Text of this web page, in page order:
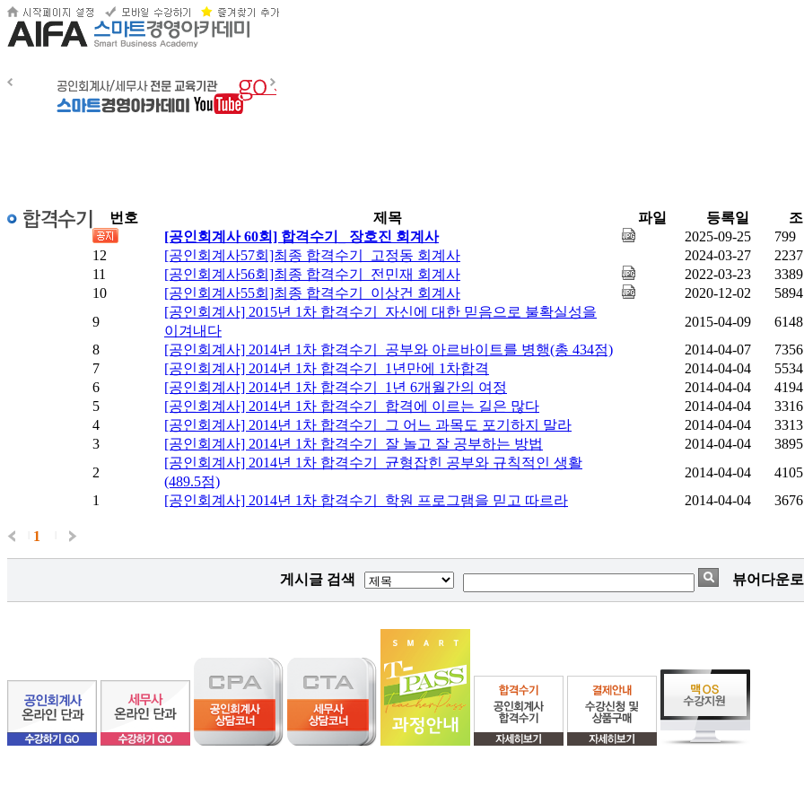
번호 제목 파일 등록일
[공인회계사 60회] 합격수기_ 장호진 회계사
2025-09-25
799
12
[공인회계사57회]최종 합격수기_고정동 회계사 2024-03-27
2237
11
[공인회계사56회]최종 합격수기_전민재 회계사 2022-03-23
3389
10
[공인회계사55회]최종 합격수기_이상건 회계사 2020-12-02
5894
9
[공인회계사] 2015년 1차 합격수기_자신에 대한 믿음으로 불확실성을
이겨내다
2015-04-09
6148
8
[공인회계사] 2014년 1차 합격수기_공부와 아르바이트를 병행(총 434점) 2014-04-07
7356
7
[공인회계사] 2014년 1차 합격수기_1년만에 1차합격 2014-04-04
5534
6
[공인회계사] 2014년 1차 합격수기_1년 6개월간의 여정 2014-04-04
4194
5
[공인회계사] 2014년 1차 합격수기_합격에 이르는 길은 많다 2014-04-04
3316
4
[공인회계사] 2014년 1차 합격수기_그 어느 과목도 포기하지 말라 2014-04-04
3313
3
[공인회계사] 2014년 1차 합격수기_잘 놀고 잘 공부하는 방법 2014-04-04
3895
2
[공인회계사] 2014년 1차 합격수기_균형잡힌 공부와 규칙적인 생활
(489.5점)
2014-04-04
4105
1
[공인회계사] 2014년 1차 합격수기_학원 프로그램을 믿고 따르라 2014-04-04 3676
1
게시글 검색 뷰어다운